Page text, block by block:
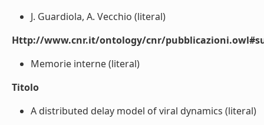
J. Guardiola, A. Vecchio (literal)
Http://www.cnr.it/ontology/cnr/
Memorie interne (literal)
Titolo
A distributed delay model of viral dynamics (literal)